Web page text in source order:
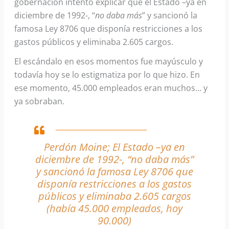
diciembre de 1992-, “no daba más” y sancionó la
famosa Ley 8706 que disponía restricciones a los
gastos públicos y eliminaba 2.605 cargos.
El escándalo en esos momentos fue mayúsculo y
todavía hoy se lo estigmatiza por lo que hizo. En
ese momento, 45.000 empleados eran muchos… y
ya sobraban.
Perdón Moine; El Estado –ya en
diciembre de 1992-, “no daba más”
y sancionó la famosa Ley 8706 que
disponía restricciones a los gastos
públicos y eliminaba 2.605 cargos
(había 45.000 empleados, hoy
90.000)